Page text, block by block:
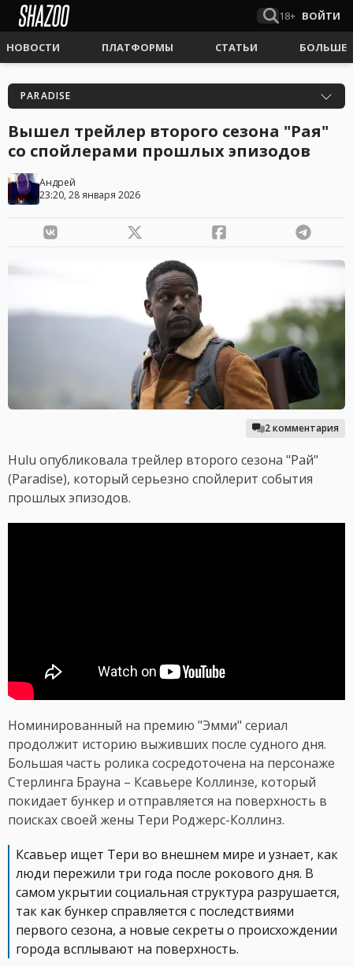
18+ ВОЙТИ
НОВОСТИ ПЛАТФОРМЫ СТАТЬИ БОЛЬШЕ
PARADISE
Вышел трейлер второго сезона "Рая"
со спойлерами прошлых эпизодов
Андрей
23:20, 28 января 2026
2 комментария
Hulu опубликовала трейлер второго сезона "Рай"
(Paradise), который серьезно спойлерит события
прошлых эпизодов.
Номинированный на премию "Эмми" сериал
продолжит историю выживших после судного дня.
Большая часть ролика сосредоточена на персонаже
Стерлинга Брауна – Ксавьере Коллинзе, который
покидает бункер и отправляется на поверхность в
поисках своей жены Тери Роджерс-Коллинз.
Ксавьер ищет Тери во внешнем мире и узнает, как
люди пережили три года после рокового дня. В
самом укрытии социальная структура разрушается,
так как бункер справляется с последствиями
первого сезона, а новые секреты о происхождении
города всплывают на поверхность.